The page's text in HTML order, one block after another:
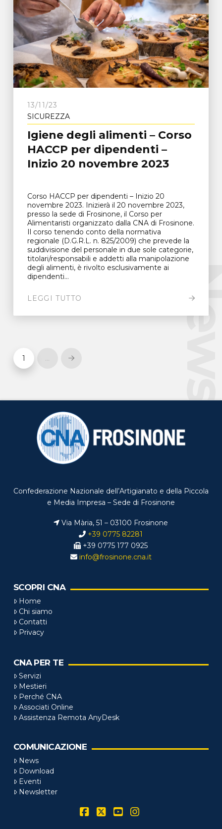
13/11/23
SICUREZZA
Igiene degli alimenti – Corso
HACCP per dipendenti –
Inizio 20 novembre 2023
Corso HACCP per dipendenti – Inizio 20
novembre 2023. Inizierà il 20 novembre 2023,
presso la sede di Frosinone, il Corso per
Alimentaristi organizzato dalla CNA di Frosinone.
Il corso tenendo conto della normativa
regionale (D.G.R.L. n. 825/2009) che prevede la
suddivisione del personale in due sole categorie,
titolari/responsabili e addetti alla manipolazione
degli alimenti, è rivolto esclusivamente ai
dipendenti...
LEGGI TUTTO
1 … Next
Confederazione Nazionale dell’Artigianato e della Piccola
e Media Impresa – Sede di Frosinone
Via Mària, 51 – 03100 Frosinone
+39 0775 82281
+39 0775 177 0925
info@frosinone.cna.it
SCOPRI CNA
Home
Chi siamo
Contatti
Privacy
CNA PER TE
Servizi
Mestieri
Perché CNA
Associati Online
Assistenza Remota AnyDesk
COMUNICAZIONE
News
Download
Eventi
Newsletter